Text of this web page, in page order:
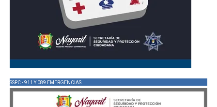
SSPC - 911 Y 089 EMERGENCIAS